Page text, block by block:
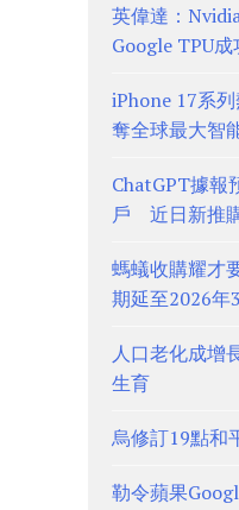
英偉達：
Google TPU
iPhone 17系
奪全球最大智
ChatGPT據報
戶 近日新推
螞蟻收購耀才
期延至2026年
人口老化成增
生育
烏修訂19點和
勒令蘋果